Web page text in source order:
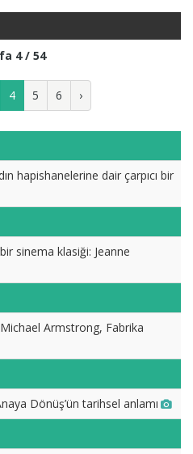
4 / 54
4 5 6 ›
hapishanelerine dair çarpıcı bir
sinema klasiği: Jeanne
Michael Armstrong, Fabrika
Dönüş’ün tarihsel anlamı